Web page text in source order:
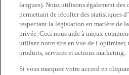
langues). Nous utilisons également des
permettant de récolter des statistiques
respectant la législation en matière de
privée. Ceci nous aide à mieux
utilisez notre site en vue de l’optimiser,
produits, services et actions marketing.
Si vous marquez votre accord en